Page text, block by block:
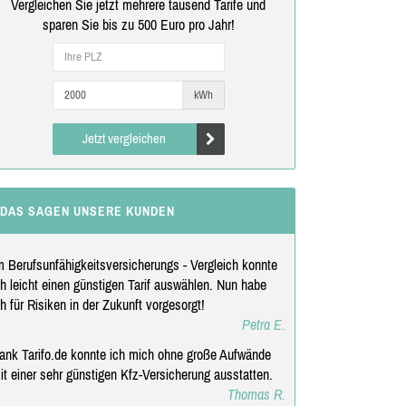
Vergleichen Sie jetzt mehrere tausend Tarife und
sparen Sie bis zu 500 Euro pro Jahr!
kWh
Jetzt vergleichen
DAS SAGEN UNSERE KUNDEN
Berufsunfähigkeitsversicherungs - Vergleich konnte
leicht einen günstigen Tarif auswählen. Nun habe
für Risiken in der Zukunft vorgesorgt!
Petra E.
Tarifo.de konnte ich mich ohne große Aufwände
einer sehr günstigen Kfz-Versicherung ausstatten.
Thomas R.